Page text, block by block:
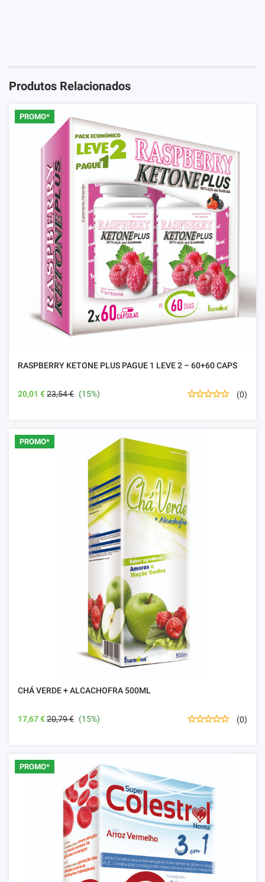
Produtos Relacionados
PROMO*
RASPBERRY KETONE PLUS PAGUE 1 LEVE 2 – 60+60 CAPS
20,01 €23,54 € (15%) (0)
PROMO*
CHÁ VERDE + ALCACHOFRA 500ML
17,67 €20,79 € (15%) (0)
PROMO*